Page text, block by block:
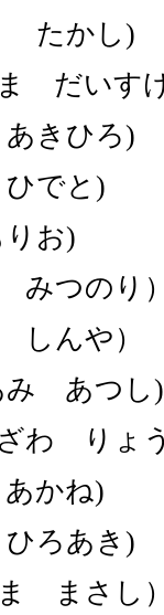
たかし)
ま だい
きひろ)
でと)
りお)
みつの
しんや
み あつ
わ りょ
かね)
ろあき)
ま まさ